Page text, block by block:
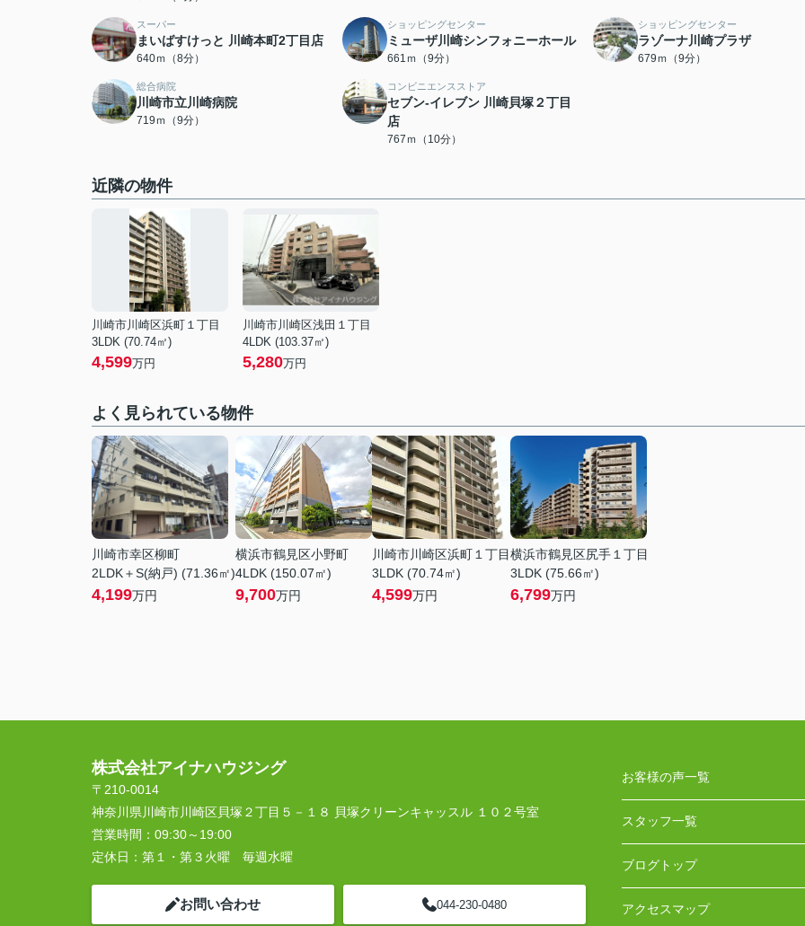
スーパー
まいばすけっと 川崎本町2丁目店
640ｍ（8分）
ショッピングセンター
ミューザ川崎シンフォニーホール
661ｍ（9分）
ショッピングセンター
ラゾーナ川崎プラザ
679ｍ（9分）
総合病院
川崎市立川崎病院
719ｍ（9分）
コンビニエンスストア
セブン‐イレブン 川崎貝塚２丁目
店
767ｍ（10分）
近隣の物件
川崎市川崎区浜町１丁目
3LDK (70.74㎡)
4,599万円
川崎市川崎区浅田１丁目
4LDK (103.37㎡)
5,280万円
よく見られている物件
川崎市幸区柳町
2LDK＋S(納戸) (71.36㎡)
4,199万円
横浜市鶴見区小野町
4LDK (150.07㎡)
9,700万円
川崎市川崎区浜町１丁目
3LDK (70.74㎡)
4,599万円
横浜市鶴見区尻手１丁目
3LDK (75.66㎡)
6,799万円
株式会社アイナハウジング
〒210-0014
神奈川県川崎市川崎区貝塚２丁目５－１８ 貝塚クリーンキャッスル １０２号室
営業時間： 09:30～19:00
定休日： 第１・第３火曜 毎週水曜
お問い合わせ 044-230-0480
お客様の声一覧
スタッフ一覧
ブログトップ
アクセスマップ